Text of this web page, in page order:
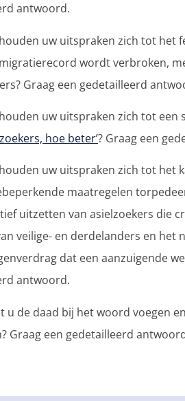
antwoord.
uw uitspraken zich tot het
wordt verbroken,
Graag een gedetailleerd
uw uitspraken zich tot een
hoe beter’? Graag een
uw uitspraken zich tot het
maatregelen
uitzetten van asielzoekers die
veilige- en derdelanders en het
dat een aanzuigende
antwoord.
u de daad bij het woord voegen
Graag een gedetailleerd